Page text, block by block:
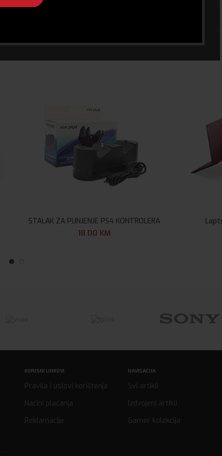
STALAK ZA PUNJENJE PS4 KONTROLERA
18.00 KM
KORISNI LINKOVI
Pravila i uslovi korištenja
Načini plaćanja
Reklamacije
NAVIGACIJA
Svi artikli
Izdvojeni artikli
Gamer kolekcija